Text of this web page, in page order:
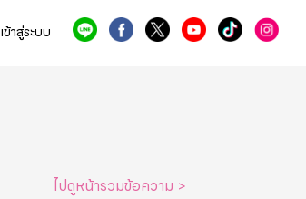
เข้าสู่ระบบ
ไปดูหน้ารวมข้อความ >